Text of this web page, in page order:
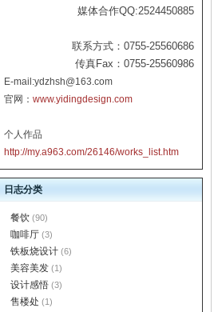
媒体合作QQ:2524450885
联系方式：0755-25560686
传真Fax：0755-25560986
E-mail:ydzhsh@163.com
官网： www.yidingdesign.com
个人作品
http://my.a963.com/26146/works_list.htm
日志分类
餐饮 (90)
咖啡厅 (3)
铁板烧设计 (6)
美容美发 (1)
设计感悟 (3)
售楼处 (1)